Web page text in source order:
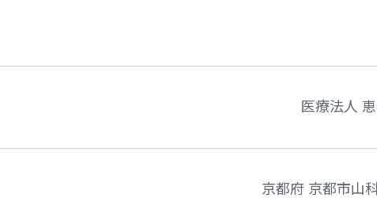
医療法人
京都府 京都市山